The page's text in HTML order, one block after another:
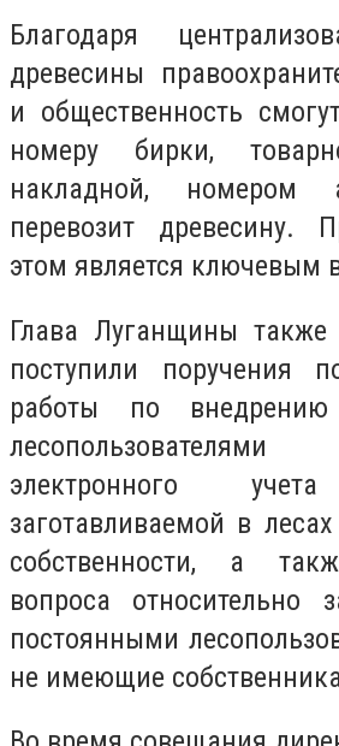
Благодаря
древесины
и общественность
номеру бирки,
накладной, номером
перевозит древесину.
этом является ключевым
Глава Луганщины
поступили поручения
работы по внедрению
электронного
заготавливаемой в
собственности, а
вопроса относительно
постоянными
не имеющие